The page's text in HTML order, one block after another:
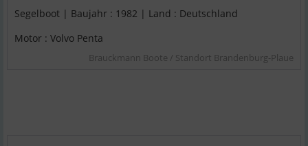
Segelboot | Baujahr : 1982 | Land : Deutschland
Motor : Volvo Penta
Brauckmann Boote / Standort Brandenburg-Plaue